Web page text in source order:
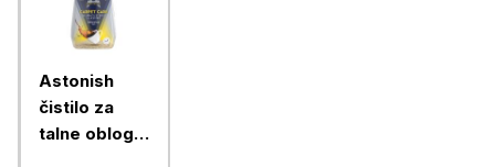
Astonish
čistilo za
talne obloge